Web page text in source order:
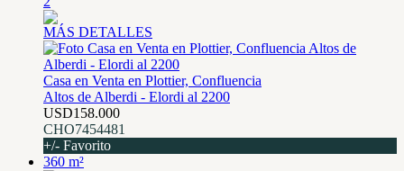
MÁS DETALLES
Casa en Venta en Plottier, Confluencia
Altos de Alberdi - Elordi al 2200
USD158.000
CHO7454481
+/- Favorito
360 m²